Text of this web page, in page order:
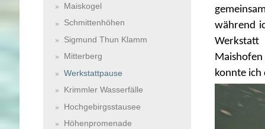
während
Werkstatt
konnte ich
Maiskogel
Schmittenhöhen
Sigmund Thun Klamm
Mitterberg
Werkstattpause
Krimmler Wasserfälle
Hochgebirgsstausee
Höhenpromenade